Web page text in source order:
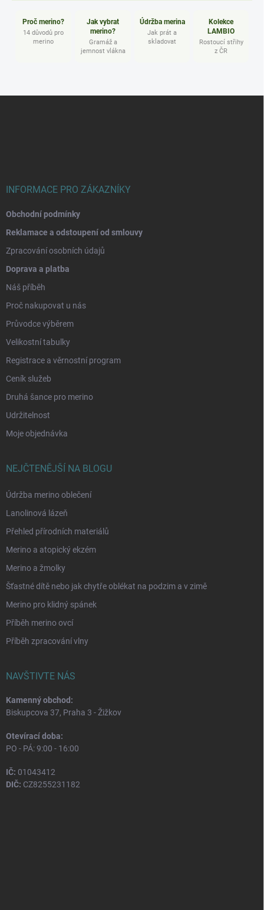
Proč merino?
14 důvodů pro
merino
Jak vybrat
merino?
Gramáž a
jemnost vlákna
Údržba merina
Jak prát a
skladovat
Kolekce
LAMBIO
Rostoucí střihy
z ČR
INFORMACE PRO ZÁKAZNÍKY
Obchodní podmínky
Reklamace a odstoupení od smlouvy
Zpracování osobních údajů
Doprava a platba
Náš příběh
Proč nakupovat u nás
Průvodce výběrem
Velikostní tabulky
Registrace a věrnostní program
Ceník služeb
Druhá šance pro merino
Udržitelnost
Moje objednávka
NEJČTENĚJŠÍ NA BLOGU
Údržba merino oblečení
Lanolinová lázeň
Přehled přírodních materiálů
Merino a atopický ekzém
Merino a žmolky
Šťastné dítě nebo jak chytře oblékat na podzim a v zimě
Merino pro klidný spánek
Příběh merino ovcí
Příběh zpracování vlny
NAVŠTIVTE NÁS
Kamenný obchod:
Biskupcova 37, Praha 3 - Žižkov
Otevírací doba:
PO - PÁ: 9:00 - 16:00
IČ: 01043412
DIČ: CZ8255231182